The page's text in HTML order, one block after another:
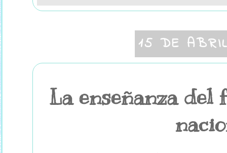
15 DE
La enseñanza del